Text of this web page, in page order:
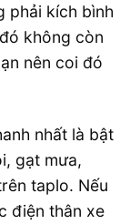
phải kích bình
không còn
nên coi đó
nhất là bật
gạt mưa,
taplo. Nếu
điện thân xe